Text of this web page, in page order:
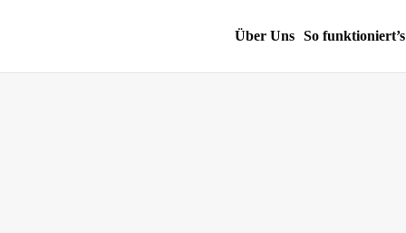
Über Uns So funktioniert’s